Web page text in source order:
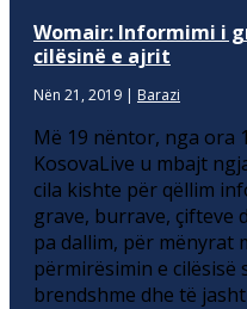
Womair: Informimi i
cilësinë e ajrit
Nën 21, 2019 | Barazi
Më 19 nëntor, nga ora
KosovaLive u mbajt
cila kishte për qëllim
grave, burrave, çifteve
pa dallim, për mënyrat
përmirësimin e cilësisë
brendshme dhe të